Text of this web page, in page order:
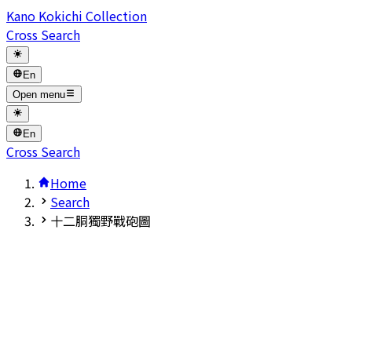
Kano Kokichi Collection
Cross Search
En
Open menu
En
Cross Search
Home
Search
十二胴獨野戰砲圖